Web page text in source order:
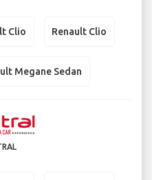
Clio Renault Clio
Megane Sedan